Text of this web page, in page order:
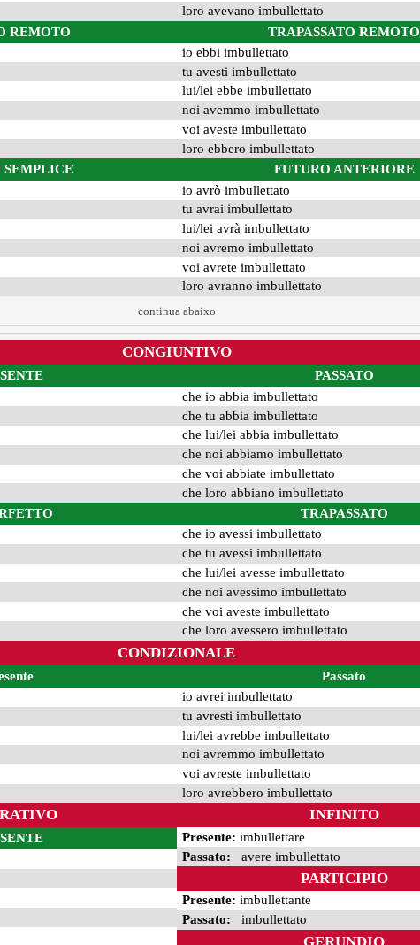
REMOTO
SEMPLICE
loro avevano imbullettato
TRAPASSATO REMOTO
io ebbi imbullettato
tu avesti imbullettato
lui/lei ebbe imbullettato
noi avemmo imbullettato
voi aveste imbullettato
loro ebbero imbullettato
FUTURO ANTERIORE
io avrò imbullettato
tu avrai imbullettato
lui/lei avrà imbullettato
noi avremo imbullettato
voi avrete imbullettato
loro avranno imbullettato
continua abaixo
CONGIUNTIVO
PASSATO
che io abbia imbullettato
che tu abbia imbullettato
che lui/lei abbia imbullettato
che noi abbiamo imbullettato
che voi abbiate imbullettato
che loro abbiano imbullettato
TRAPASSATO
che io avessi imbullettato
che tu avessi imbullettato
che lui/lei avesse imbullettato
che noi avessimo imbullettato
che voi aveste imbullettato
che loro avessero imbullettato
CONDIZIONALE
Passato
io avrei imbullettato
tu avresti imbullettato
lui/lei avrebbe imbullettato
noi avremmo imbullettato
voi avreste imbullettato
loro avrebbero imbullettato
INFINITO
Presente: imbullettare
Passato: avere imbullettato
PARTICIPIO
Presente: imbullettante
Passato: imbullettato
GERUNDIO